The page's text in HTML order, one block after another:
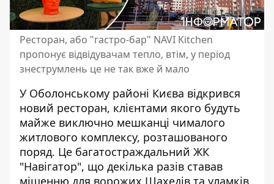
Ресторан, або "гастро-бар" NAVI Kitchen
пропонує відвідувачам тепло, втім, у період
знеструмлень це не так вже й мало
У Оболонському районі Києва відкрився
новий ресторан, клієнтами якого будуть
майже виключно мешканці чималого
житлового комплексу, розташованого
поряд. Це багатостраждальний ЖК
"Навігатор", що декілька разів ставав
мішенню для ворожих Шахедів та уламків